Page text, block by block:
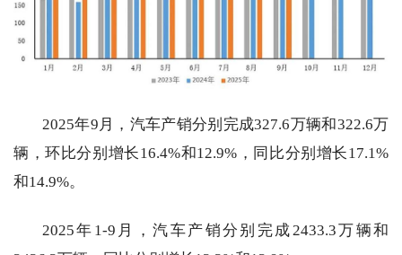
2025年9月，汽车产销分别完成327.6万辆和322.6万
辆，环比分别增长16.4%和12.9%，同比分别增长17.1%
和14.9%。
2025年1-9月，汽车产销分别完成2433.3万辆和